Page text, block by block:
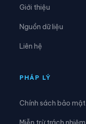
Xã Ea Ktur
Giới thiệu
Nguồn dữ liệu
Liên hệ
PHÁP LÝ
Chính sách bảo mật